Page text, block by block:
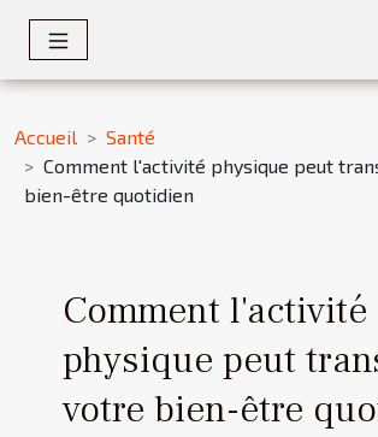
Accueil
Santé
Comment l'activité physique peut
bien-être quotidien
Comment l'activité
physique peut
votre bien-être